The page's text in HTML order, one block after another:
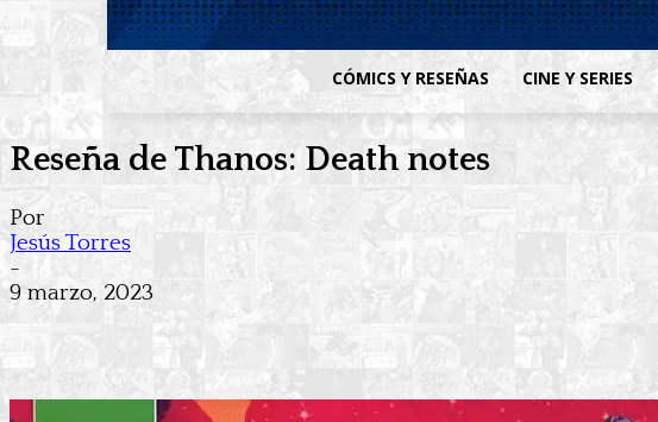
CÓMICS Y RESEÑAS CINE Y SERIES
Reseña de Thanos: Death notes
Por
Jesús Torres
-
9 marzo, 2023